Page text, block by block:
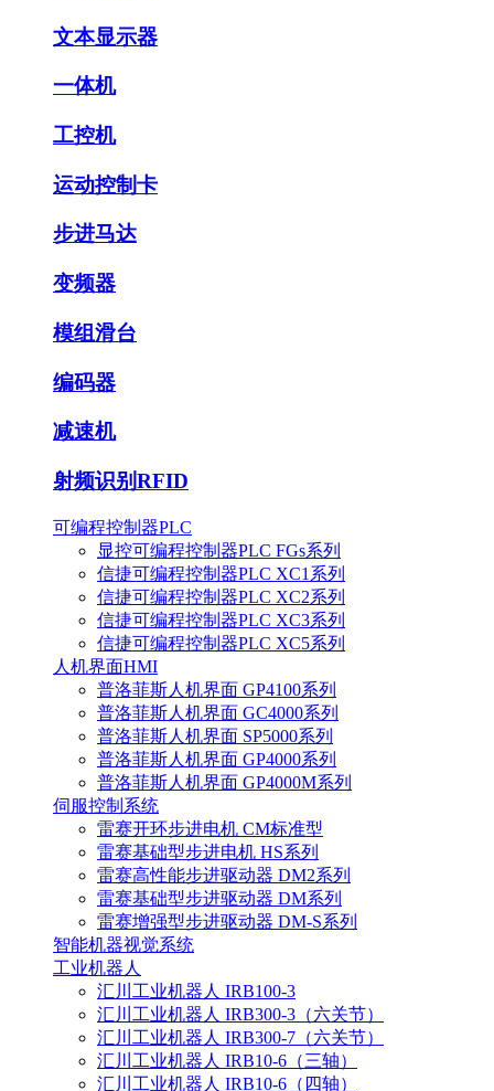
文本显示器
一体机
工控机
运动控制卡
步进马达
变频器
模组滑台
编码器
减速机
射频识别RFID
可编程控制器PLC
显控可编程控制器PLC FGs系列
信捷可编程控制器PLC XC1系列
信捷可编程控制器PLC XC2系列
信捷可编程控制器PLC XC3系列
信捷可编程控制器PLC XC5系列
人机界面HMI
普洛菲斯人机界面 GP4100系列
普洛菲斯人机界面 GC4000系列
普洛菲斯人机界面 SP5000系列
普洛菲斯人机界面 GP4000系列
普洛菲斯人机界面 GP4000M系列
伺服控制系统
雷赛开环步进电机 CM标准型
雷赛基础型步进电机 HS系列
雷赛高性能步进驱动器 DM2系列
雷赛基础型步进驱动器 DM系列
雷赛增强型步进驱动器 DM-S系列
智能机器视觉系统
工业机器人
汇川工业机器人 IRB100-3
汇川工业机器人 IRB300-3（六关节）
汇川工业机器人 IRB300-7（六关节）
汇川工业机器人 IRB10-6（三轴）
汇川工业机器人 IRB10-6（四轴）